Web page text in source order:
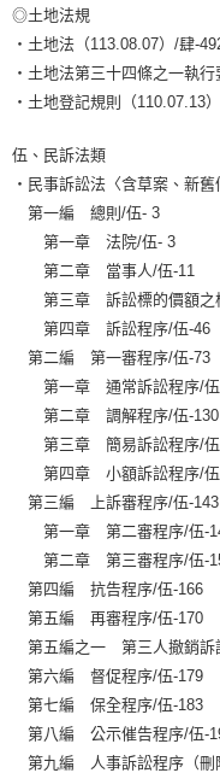
◎土地法規
‧土地法（113.08.07）/肆-
‧土地法第三十四條之一執
‧土地登記規則（110.07.13
伍、民訴法類
‧民事訴訟法〈含草案、新
第一編 總則/伍- 3
第一章 法院/伍- 3
第二章 當事人/伍-11
第三章 訴訟標的價額之
第四章 訴訟程序/伍-46
第二編 第一審程序/伍-73
第一章 通常訴訟程序/伍
第二章 調解程序/伍-130
第三章 簡易訴訟程序/伍
第四章 小額訴訟程序/伍
第三編 上訴審程序/伍-143
第一章 第二審程序/伍-
第二章 第三審程序/伍-
第四編 抗告程序/伍-166
第五編 再審程序/伍-170
第五編之一 第三人撤銷訴
第六編 督促程序/伍-179
第七編 保全程序/伍-183
第八編 公示催告程序/伍-
第九編 人事訴訟程序（刪